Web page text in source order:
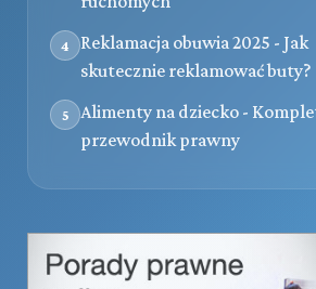
4
Reklamacja obuwia 2025 - Jak
skutecznie reklamować buty?
5
Alimenty na dziecko -
przewodnik prawny